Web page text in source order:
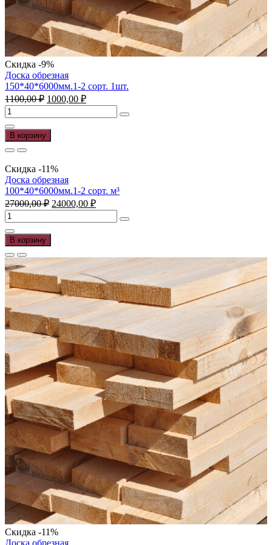
Скидка -9%
Доска обрезная
150*40*6000мм.1-2 сорт. 1шт.
1100,00₽ Первоначальная
цена
составляла
1100,00 ₽.
1000,00 ₽Текущая
цена:
1000,00 ₽.
Количество
товара
Доска
обрезная
150*40*6000мм.1-
2
сорт.
1шт.
В корзину
Скидка -11%
Доска обрезная
100*40*6000мм.1-2 сорт. м³
27000,00₽ Первоначальная
цена
составляла
24000,00 ₽Текущая
цена:
24000,00 ₽.
Количество
товара
Доска
обрезная
100*40*6000мм.1-
2
сорт.
м³
В корзину
Скидка -11%